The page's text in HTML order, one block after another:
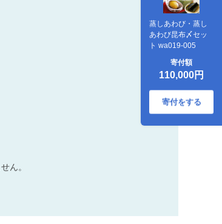
蒸しあわび・蒸し
あわび昆布〆セッ
ト wa019-005
寄付額
110,000円
寄付をする
ん。